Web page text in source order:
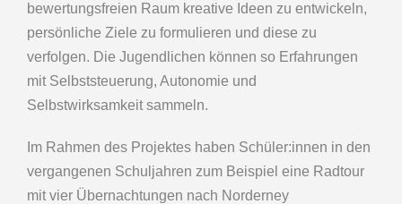
bewertungsfreien Raum kreative Ideen zu entwickeln,
persönliche Ziele zu formulieren und diese zu
verfolgen. Die Jugendlichen können so Erfahrungen
mit Selbststeuerung, Autonomie und
Selbstwirksamkeit sammeln.
Im Rahmen des Projektes haben Schüler:innen in den
vergangenen Schuljahren zum Beispiel eine Radtour
mit vier Übernachtungen nach Norderney